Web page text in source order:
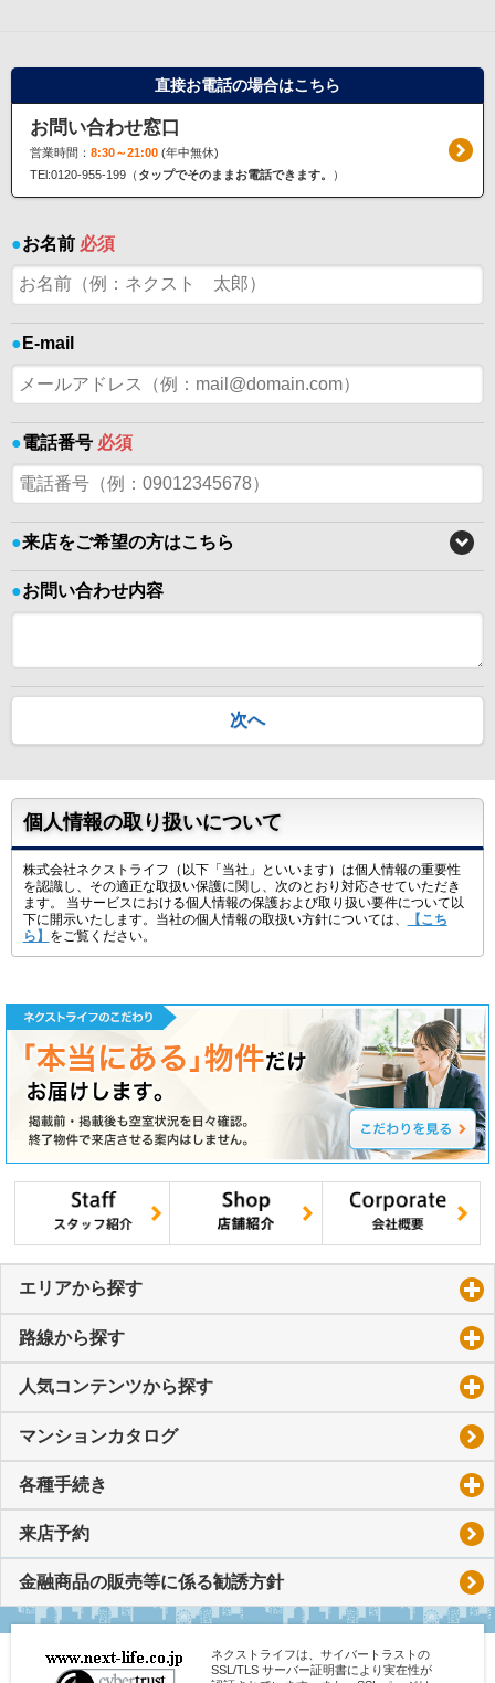
直接お電話の場合はこちら
お問い合わせ窓口
営業時間： 8:30～21:00(年中無休)
TEl:0120-955-199（ タップでそのままお電話できます。 ）
●お名前 必須
● E-mail
●電話番号 必須
●来店をご希望の方はこちら
●お問い合わせ内容
次へ
個人情報の取り扱いについて
株式会社ネクストライフ（以下「当社」といいます）は個人情報の重要性
を認識し、その適正な取扱い保護に関し、次のとおり対応させていただき
ます。 当サービスにおける個人情報の保護および取り扱い要件について以
下に開示いたします。当社の個人情報の取扱い方針については、
【こち
ら】
をご覧ください。
エリアから探す
路線から探す
人気コンテンツから探す
マンションカタログ
各種手続き
来店予約
金融商品の販売等に係る勧誘方針
ネクストライフは、サイバートラストの
SSL/TLS サーバー証明書により実在性が